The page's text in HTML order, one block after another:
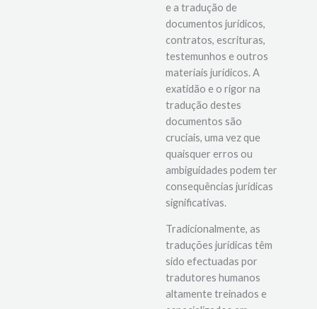
e a tradução de
documentos jurídicos,
contratos, escrituras,
testemunhos e outros
materiais jurídicos. A
exatidão e o rigor na
tradução destes
documentos são
cruciais, uma vez que
quaisquer erros ou
ambiguidades podem ter
consequências jurídicas
significativas.
Tradicionalmente, as
traduções jurídicas têm
sido efectuadas por
tradutores humanos
altamente treinados e